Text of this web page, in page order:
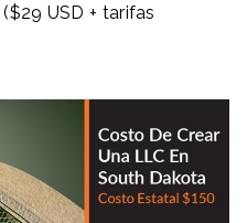
($29 USD + tarifas